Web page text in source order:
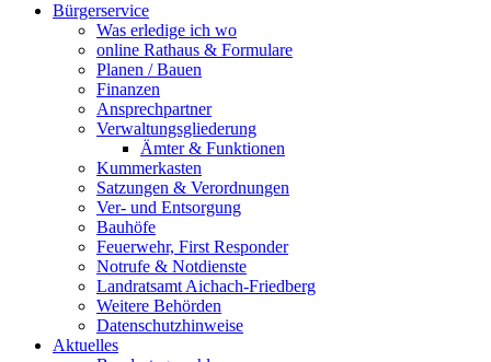
Bürgerservice
Was erledige ich wo
online Rathaus & Formulare
Planen / Bauen
Finanzen
Ansprechpartner
Verwaltungsgliederung
Ämter & Funktionen
Kummerkasten
Satzungen & Verordnungen
Ver- und Entsorgung
Bauhöfe
Feuerwehr, First Responder
Notrufe & Notdienste
Landratsamt Aichach-Friedberg
Weitere Behörden
Datenschutzhinweise
Aktuelles